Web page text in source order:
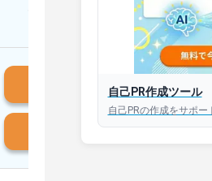
iOS版はこちら
Android版はこちら
自己PR作成ツール
自己PRの作成をサポー